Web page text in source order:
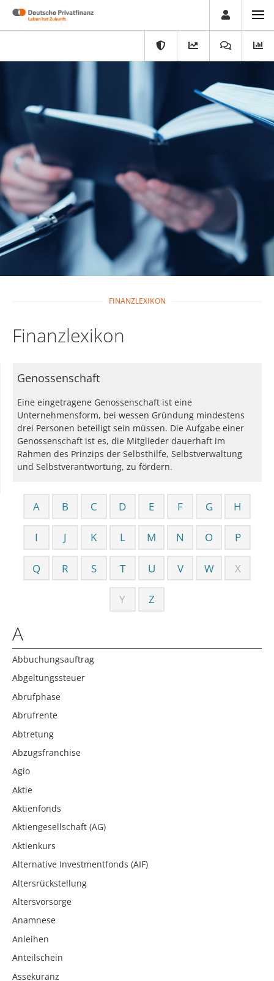
FINANZLEXIKON
Finanzlexikon
A B C D E F G H
I J K L M N O P
Q R S T U V W X
Y Z
A
Abbuchungsauftrag
Abgeltungssteuer
Abrufphase
Abrufrente
Abtretung
Abzugsfranchise
Agio
Aktie
Aktienfonds
Aktiengesellschaft (AG)
Aktienkurs
Alternative Investmentfonds (AIF)
Altersrückstellung
Altersvorsorge
Anamnese
Anleihen
Anteilschein
Assekuranz
Genossenschaft
Eine eingetragene Genossenschaft ist eine
Unternehmensform, bei wessen Gründung mindestens
drei Personen beteiligt sein müssen. Die Aufgabe einer
Genossenschaft ist es, die Mitglieder dauerhaft im
Rahmen des Prinzips der Selbsthilfe, Selbstverwaltung
und Selbstverantwortung, zu fördern.